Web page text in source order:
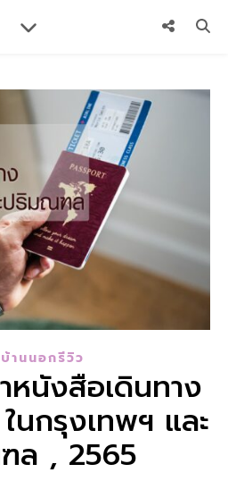
านนอกรีวิว
นังสือเดินทาง
นกรุงเทพฯ และ
ล , 2565